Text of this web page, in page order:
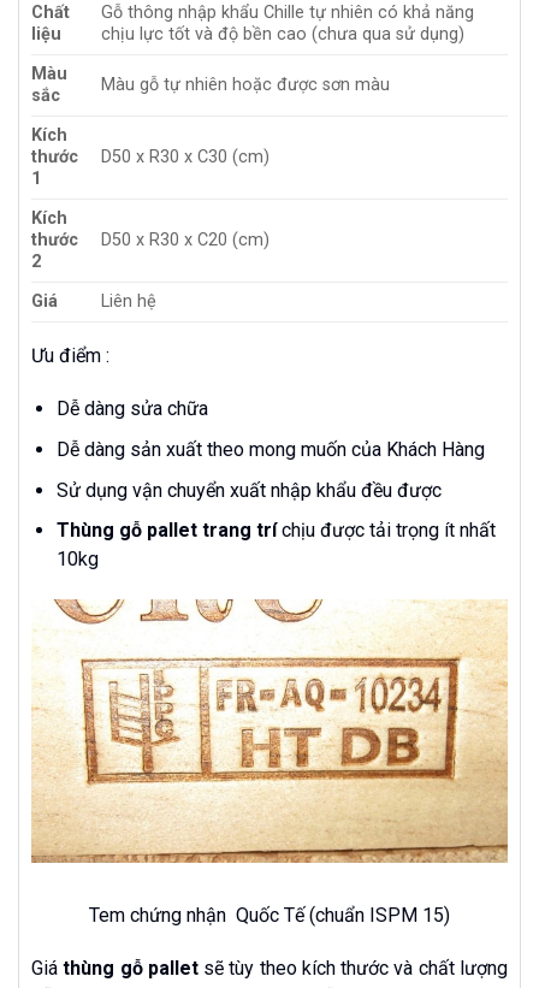
Chất
liệu
Gỗ thông nhập khẩu Chille tự nhiên có khả năng
chịu lực tốt và độ bền cao (chưa qua sử dụng)
Màu
sắc
Màu gỗ tự nhiên hoặc được sơn màu
Kích
thước
1
D50 x R30 x C30 (cm)
Kích
thước
2
D50 x R30 x C20 (cm)
Giá Liên hệ
Ưu điểm :
Dễ dàng sửa chữa
Dễ dàng sản xuất theo mong muốn của Khách Hàng
Sử dụng vận chuyển xuất nhập khẩu đều được
Thùng gỗ pallet trang tríchịu được tải trọng ít nhất
10kg
Tem chứng nhận Quốc Tế (chuẩn ISPM 15)
Giá thùng gỗ palletsẽ tùy theo kích thước và chất lượng